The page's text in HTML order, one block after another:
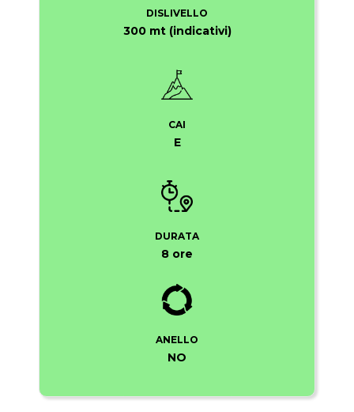
DISLIVELLO
300 mt (indicativi)
CAI
E
DURATA
8 ore
ANELLO
NO